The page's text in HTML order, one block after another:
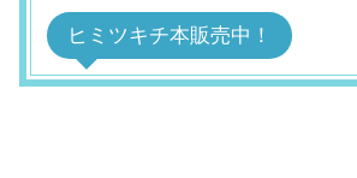
ヒミツキチ本販売中！